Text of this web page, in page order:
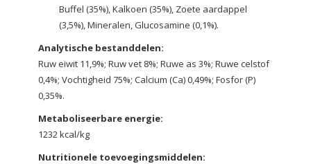
Buffel (35%), Kalkoen (35%), Zoete aardappel
(3,5%), Mineralen, Glucosamine (0,1%).
Analytische bestanddelen:
Ruw eiwit 11,9%; Ruw vet 8%; Ruwe as 3%; Ruwe celstof
0,4%; Vochtigheid 75%; Calcium (Ca) 0,49%; Fosfor (P)
0,35%.
Metaboliseerbare energie:
1232 kcal/kg
Nutritionele toevoegingsmiddelen: